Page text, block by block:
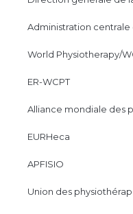
Administration
World Physiotherapy/
ER-WCPT
Alliance mondiale des
EURHeca
APFISIO
Union des